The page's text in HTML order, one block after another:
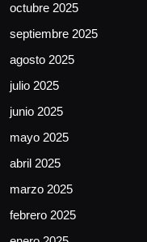
octubre 2025
septiembre 2025
agosto 2025
julio 2025
junio 2025
mayo 2025
abril 2025
marzo 2025
febrero 2025